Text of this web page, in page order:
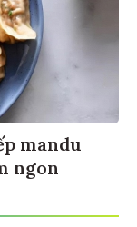
mandu
ngon